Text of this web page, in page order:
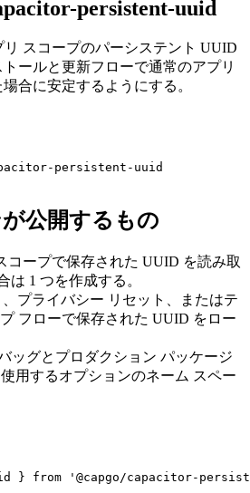
persistent-uuid
リ スコープのパーシステント UUID
ールと更新フローで通常のアプリ
合に安定するようにする。
persistent-uuid
公開するもの
コープで保存された UUID を読み取
は 1 つを作成する。
、プライバシー リセット、またはテ
フローで保存された UUID をロー
ッグとプロダクション パッケージ
用するオプションのネーム スペー
} from '@capgo/capacitor-